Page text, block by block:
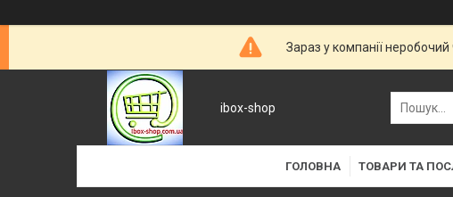
Зараз у компанії
ibox-shop
ГОЛОВНА ТОВАРИ ТА